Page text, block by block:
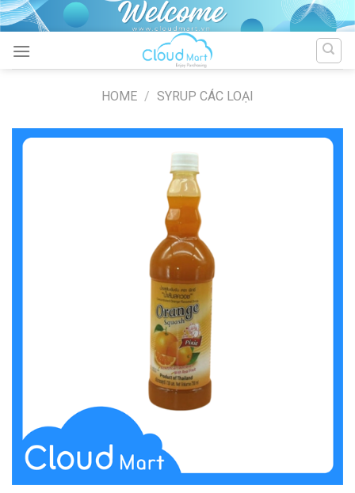
Skip
to
content
HOME / SYRUP CÁC LOẠI